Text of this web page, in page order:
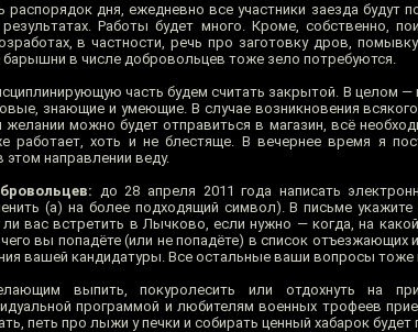
распорядок дня, ежедневно все участники заезда будут
Работы будет много. Кроме, собственно,
в частности, речь про заготовку дров,
в числе добровольцев тоже зело потребуются.
часть будем считать закрытой. В целом —
знающие и умеющие. В случае возникновения
можно будет отправиться в магазин, всё
работает, хоть и не блестяще. В вечернее время я
этом направлении веду.
до 28 апреля 2011 года написать
(а) на более подходящий символ). В письме
вас встретить в Лычково, если нужно — когда, на
вы попадёте (или не попадёте) в список отъезжающих
вашей кандидатуры. Все остальные ваши вопросы тоже
выпить, покуролесить или отдохнуть на
программой и любителям военных трофеев
петь про лыжи у печки и собирать ценный хабарок будет